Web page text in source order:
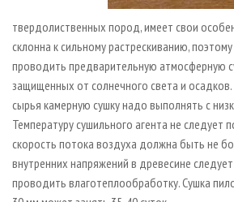
твердолиственных пород, имеет свои
склонна к сильному растрескиванию,
проводить предварительную атмосферную
защищенных от солнечного света и
сырья камерную сушку надо выполнять с
Температуру сушильного агента не следует
скорость потока воздуха должна быть не
внутренних напряжений в древесине
проводить влаготеплообработку. Сушка